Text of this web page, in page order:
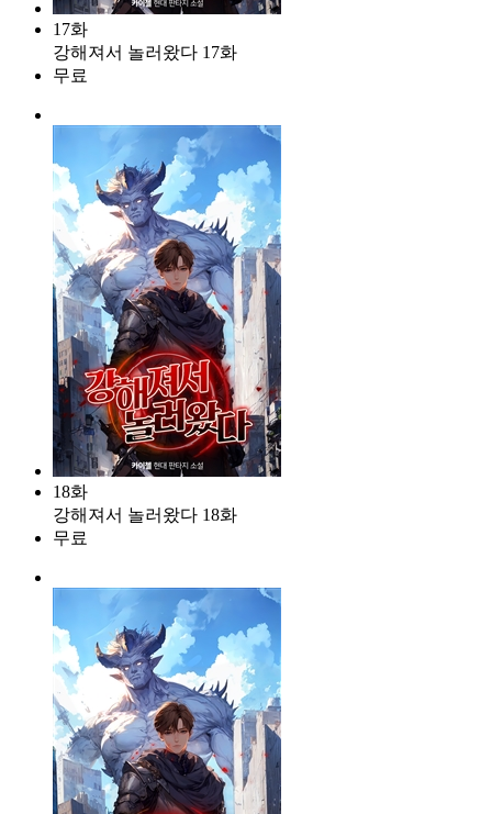
17화
강해져서 놀러왔다 17화
무료
18화
강해져서 놀러왔다 18화
무료